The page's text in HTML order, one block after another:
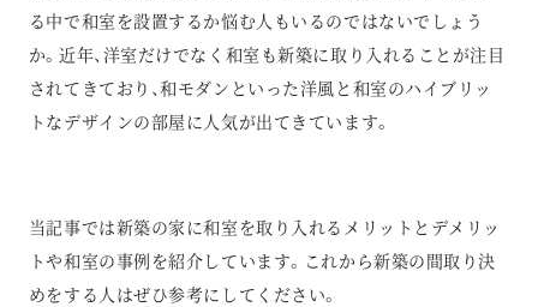
る中で和室を設置するか悩む人もいるのではないでしょう
か。近年、洋室だけでなく和室も新築に取り入れることが注目
されてきており、和モダンといった洋風と和室のハイブリッ
トなデザインの部屋に人気が出てきています。
当記事では新築の家に和室を取り入れるメリットとデメリッ
トや和室の事例を紹介しています。これから新築の間取り決
めをする人はぜひ参考にしてください。